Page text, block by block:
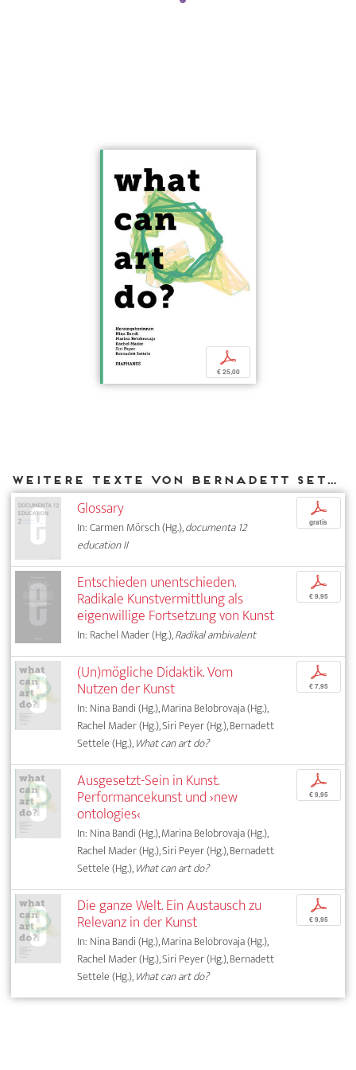
p
€ 25,00
Weitere Texte von Bernadett Settele bei DIAPHANES
Glossary
In: Carmen Mörsch (Hg.),documenta 12
education II
p
gratis
Entschieden unentschieden.
Radikale Kunstvermittlung als
eigenwillige Fortsetzung von Kunst
In: Rachel Mader (Hg.),Radikal ambivalent
p
€ 9,95
(Un)mögliche Didaktik. Vom
Nutzen der Kunst
In: Nina Bandi (Hg.), Marina Belobrovaja (Hg.),
Rachel Mader (Hg.), Siri Peyer (Hg.), Bernadett
Settele (Hg.),What can art do?
p
€ 7,95
Ausgesetzt-Sein in Kunst.
Performancekunst und ›new
ontologies‹
In: Nina Bandi (Hg.), Marina Belobrovaja (Hg.),
Rachel Mader (Hg.), Siri Peyer (Hg.), Bernadett
Settele (Hg.),What can art do?
p
€ 9,95
Die ganze Welt. Ein Austausch zu
Relevanz in der Kunst
In: Nina Bandi (Hg.), Marina Belobrovaja (Hg.),
Rachel Mader (Hg.), Siri Peyer (Hg.), Bernadett
Settele (Hg.),What can art do?
p
€ 9,95